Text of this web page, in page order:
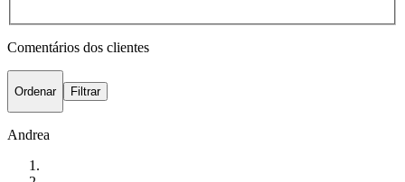
Comentários dos clientes
Ordenar Filtrar
Andrea